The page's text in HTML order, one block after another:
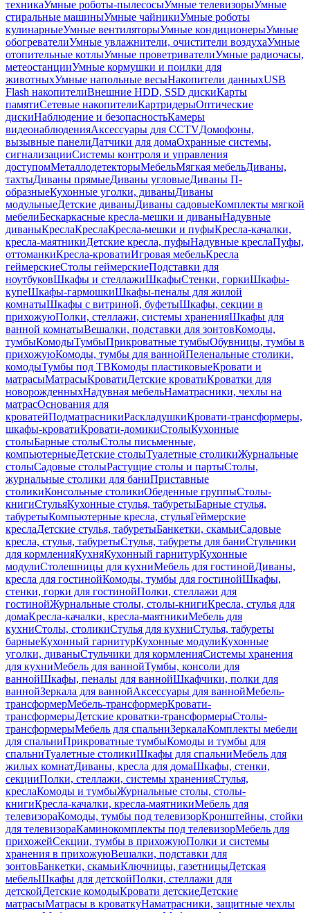
техникаУмные роботы-пылесосыУмные телевизорыУмные
стиральные машиныУмные чайникиУмные роботы
кулинарныеУмные вентиляторыУмные кондиционерыУмные
обогревателиУмные увлажнители, очистители воздухаУмные
отопительные котлыУмные проветривателиУмные радиочасы,
метеостанцииУмные кормушки и поилки для
животныхУмные напольные весыНакопители данныхUSB
Flash накопителиВнешние HDD, SSD дискиКарты
памятиСетевые накопителиКартридерыОптические
дискиНаблюдение и безопасностьКамеры
видеонаблюденияАксессуары для CCTVДомофоны,
вызывные панелиДатчики для домаОхранные системы,
сигнализацииСистемы контроля и управления
доступомМеталлодетекторыМебельМягкая мебельДиваны,
тахтыДиваны прямыеДиваны угловыеДиваны П-
образныеКухонные уголки, диваныДиваны
модульныеДетские диваныДиваны садовыеКомплекты мягкой
мебелиБескаркасные кресла-мешки и диваныНадувные
диваныКреслаКреслаКресла-мешки и пуфыКресла-качалки,
кресла-маятникиДетские кресла, пуфыНадувные креслаПуфы,
оттоманкиКресла-кроватиИгровая мебельКресла
геймерскиеСтолы геймерскиеПодставки для
ноутбуковШкафы и стеллажиШкафыСтенки, горкиШкафы-
купеШкафы-гармошкиШкафы-пеналы для жилой
комнатыШкафы с витриной, буфетыШкафы, секции в
прихожуюПолки, стеллажи, системы храненияШкафы для
ванной комнатыВешалки, подставки для зонтовКомоды,
тумбыКомодыТумбыПрикроватные тумбыОбувницы, тумбы в
прихожуюКомоды, тумбы для ваннойПеленальные столики,
комодыТумбы под ТВКомоды пластиковыеКровати и
матрасыМатрасыКроватиДетские кроватиКроватки для
новорожденныхНадувная мебельНаматрасники, чехлы на
матрасОснования для
кроватейПодматрасникиРаскладушкиКровати-трансформеры,
шкафы-кроватиКровати-домикиСтолыКухонные
столыБарные столыСтолы письменные,
компьютерныеДетские столыТуалетные столикиЖурнальные
столыСадовые столыРастущие столы и партыСтолы,
журнальные столики для баниПриставные
столикиКонсольные столикиОбеденные группыСтолы-
книгиСтульяКухонные стулья, табуретыБарные стулья,
табуретыКомпьютерные кресла, стульяГеймерские
креслаДетские стулья, табуретыБанкетки, скамьиСадовые
кресла, стулья, табуретыСтулья, табуреты для баниСтульчики
для кормленияКухняКухонный гарнитурКухонные
модулиСтолешницы для кухниМебель для гостинойДиваны,
кресла для гостинойКомоды, тумбы для гостинойШкафы,
стенки, горки для гостинойПолки, стеллажи для
гостинойЖурнальные столы, столы-книгиКресла, стулья для
домаКресла-качалки, кресла-маятникиМебель для
кухниСтолы, столикиСтулья для кухниСтулья, табуреты
барныеКухонный гарнитурКухонные модулиКухонные
уголки, диваныСтульчики для кормленияСистемы хранения
для кухниМебель для ваннойТумбы, консоли для
ваннойШкафы, пеналы для ваннойШкафчики, полки для
ваннойЗеркала для ваннойАксессуары для ваннойМебель-
трансформерМебель-трансформерКровати-
трансформерыДетские кроватки-трансформерыСтолы-
трансформерыМебель для спальниЗеркалаКомплекты мебели
для спальниПрикроватные тумбыКомоды и тумбы для
спальниТуалетные столикиШкафы для спальниМебель для
жилых комнатДиваны, кресла для домаШкафы, стенки,
секцииПолки, стеллажи, системы храненияСтулья,
креслаКомоды и тумбыЖурнальные столы, столы-
книгиКресла-качалки, кресла-маятникиМебель для
телевизораКомоды, тумбы под телевизорКронштейны, стойки
для телевизораКаминокомплекты под телевизорМебель для
прихожейСекции, тумбы в прихожуюПолки и системы
хранения в прихожуюВешалки, подставки для
зонтовБанкетки, скамьиКлючницы, газетницыДетская
мебельШкафы для детскойПолки, стеллажи для
детскойДетские комодыКровати детскиеДетские
матрасыМатрасы в кроваткуНаматрасники, защитные чехлы